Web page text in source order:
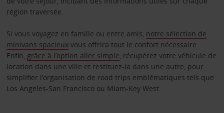
région traversée.
Si vous voyagez en famille ou entre amis, notre sélection de
minivans spacieuxvous offrira tout le confort nécessaire.
Enfin, grâce à l’option aller simple , récupérez votre véhicule de
location dans une ville et restituez-la dans une autre, pour
simplifier l’organisation de road trips emblématiques tels que
Los Angeles-San Francisco ou Miam-Key West.